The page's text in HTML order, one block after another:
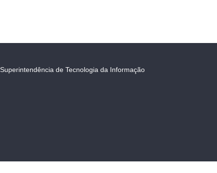
Superintendência de Tecnologia da Informação